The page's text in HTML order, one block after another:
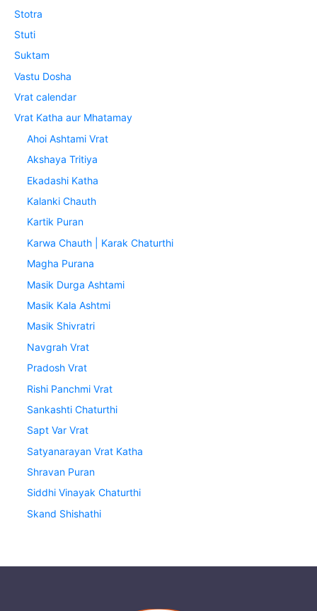
Stotra
Stuti
Suktam
Vastu Dosha
Vrat calendar
Vrat Katha aur Mhatamay
Ahoi Ashtami Vrat
Akshaya Tritiya
Ekadashi Katha
Kalanki Chauth
Kartik Puran
Karwa Chauth | Karak Chaturthi
Magha Purana
Masik Durga Ashtami
Masik Kala Ashtmi
Masik Shivratri
Navgrah Vrat
Pradosh Vrat
Rishi Panchmi Vrat
Sankashti Chaturthi
Sapt Var Vrat
Satyanarayan Vrat Katha
Shravan Puran
Siddhi Vinayak Chaturthi
Skand Shishathi